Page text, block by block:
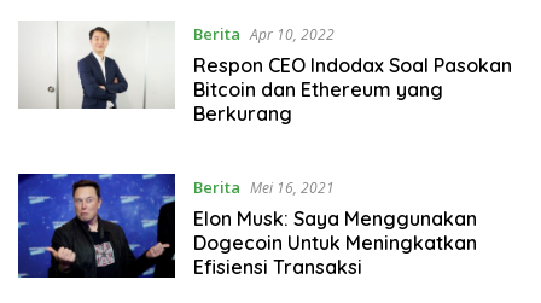
Berita Apr 10, 2022
Respon CEO Indodax Soal Pasokan
Bitcoin dan Ethereum yang
Berkurang
Berita Mei 16, 2021
Elon Musk: Saya Menggunakan
Dogecoin Untuk Meningkatkan
Efisiensi Transaksi